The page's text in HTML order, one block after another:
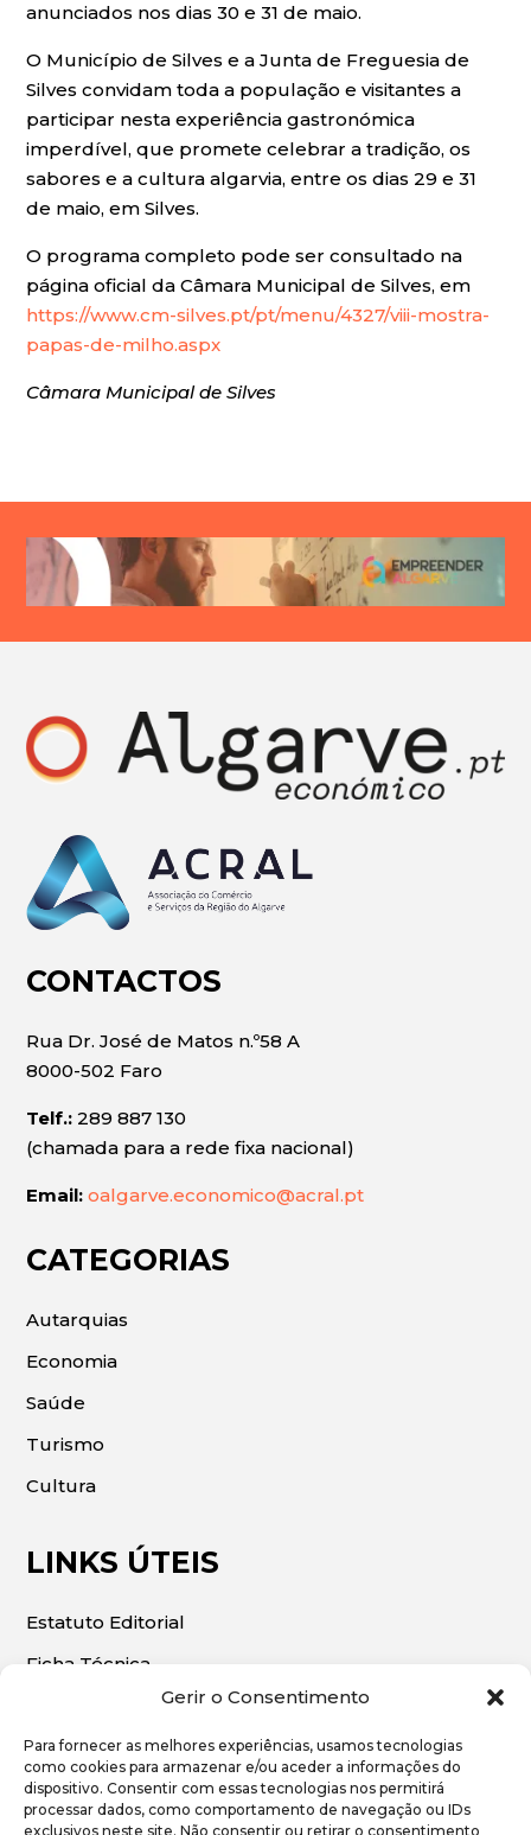
Gerir o Consentimento
Para fornecer as melhores experiências, usamos tecnologias
como cookies para armazenar e/ou aceder a informações do
dispositivo. Consentir com essas tecnologias nos permitirá
processar dados, como comportamento de navegação ou IDs
exclusivos neste site. Não consentir ou retirar o consentimento
anunciados nos dias 30 e 31 de maio.
O Município de Silves e a Junta de Freguesia de
Silves convidam toda a população e visitantes a
participar nesta experiência gastronómica
imperdível, que promete celebrar a tradição, os
sabores e a cultura algarvia, entre os dias 29 e 31
de maio, em Silves.
O programa completo pode ser consultado na
página oficial da Câmara Municipal de Silves, em
https://www.cm-silves.pt/pt/menu/4327/viii-mostra-
papas-de-milho.aspx
Câmara Municipal de Silves
CONTACTOS
Rua Dr. José de Matos n.º58 A
8000-502 Faro
Telf.: 289 887 130
(chamada para a rede fixa nacional)
Email: oalgarve.economico@acral.pt
CATEGORIAS
Autarquias
Economia
Saúde
Turismo
Cultura
LINKS ÚTEIS
Estatuto Editorial
Ficha Técnica
© 2026 | O Algarve Económico. Todos os direitos